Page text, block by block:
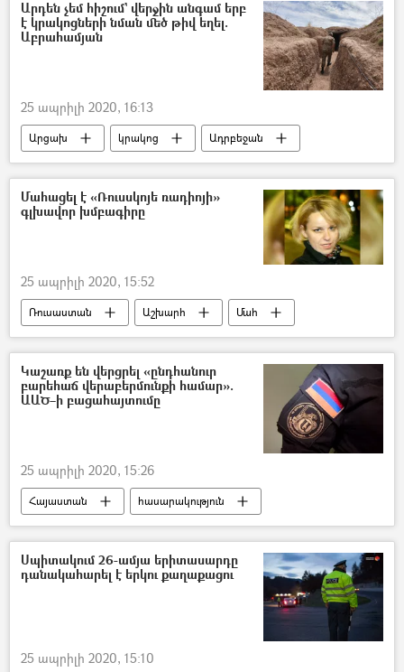
կորոնավիրուս
սնունդ
մեկուսարան
մեկուսացում
Արդեն չեմ հիշում` վերջին անգամ երբ
է կրակոցների նման մեծ թիվ եղել.
Աբրահամյան
25 ապրիլի 2020, 16:13
Արցախ կրակոց
Ադրբեջան
ադրբեջանցի
Տիգրան Աբրահամյան
Սահմանին տիրող իրավիճակը
Մահացել է «Ռուսսկոյե ռադիոյի»
գլխավոր խմբագիրը
25 ապրիլի 2020, 15:52
Ռուսաստան Աշխարհ
Մահ
Յուլյա Լարիոնովա
քաղցկեղ
Կաշառք են վերցրել «ընդհանուր
բարեհաճ վերաբերմունքի համար».
ԱԱԾ–ի բացահայտումը
25 ապրիլի 2020, 15:26
Հայաստան
հասարակություն
ՀՀ ազգային անվտանգության ծառայություն. ԱԱԾ
Կաշառք
Սպիտակում 26-ամյա երիտասարդը
դանակահարել է երկու քաղաքացու
25 ապրիլի 2020, 15:10